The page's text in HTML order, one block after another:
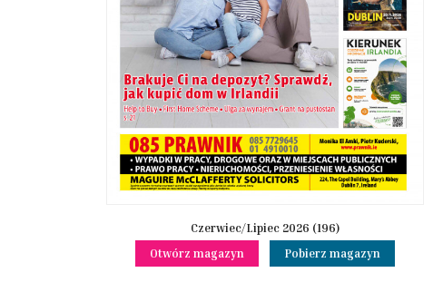
Czerwiec/Lipiec 2026 (196)
Otwórz magazyn
Pobierz magazyn